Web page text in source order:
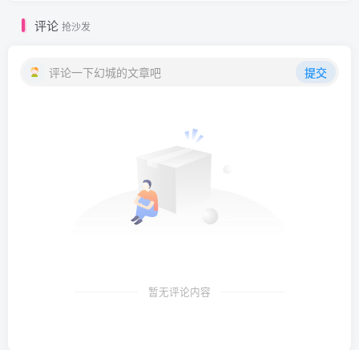
评论 抢沙发
评论一下幻城的文章吧 提交
暂无评论内容